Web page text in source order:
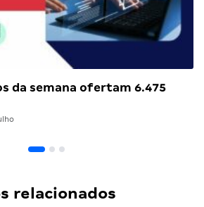
da semana ofertam 6.475
relacionados